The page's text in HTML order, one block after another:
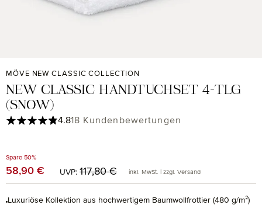
MÖVE NEW CLASSIC COLLECTION
NEW CLASSIC HANDTUCHSET 4-TLG
(SNOW)
Spare 50%
Verkaufspreis:
58,90 € UVP: Regulärer Preis:
117,80 € inkl. MwSt. | zzgl. Versand
Luxuriöse Kollektion aus hochwertigem Baumwollfrottier (480 g/m²)
Durchschnittliche Bewertung von 4.83 von 5 Sternen
4.818 Kundenbewertungen